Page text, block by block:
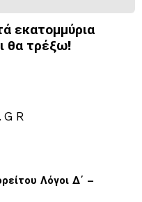
εκατομμύρια
θα τρέξω!
Λόγοι Δ΄ –